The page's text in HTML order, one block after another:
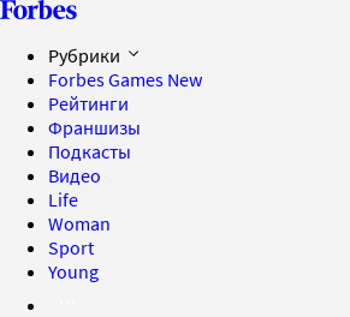
Рубрики
Forbes Games New
Рейтинги
Франшизы
Подкасты
Видео
Life
Woman
Sport
Young